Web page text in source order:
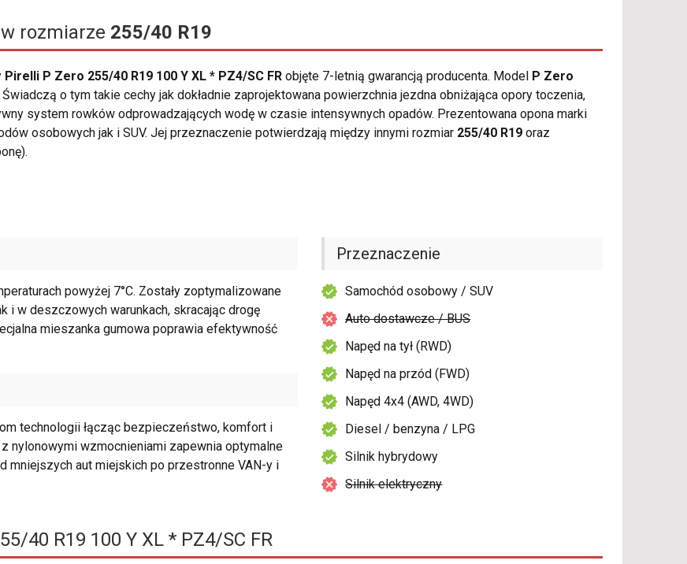
w rozmiarze 255/40 R19
Pirelli P Zero 255/40 R19 100 Y XL * PZ4/SC FR objęte 7-letnią gwarancją producenta. Model P Zero
o tym takie cechy jak dokładnie zaprojektowana powierzchnia jezdna obniżająca opory toczenia,
system rowków odprowadzających wodę w czasie intensywnych opadów. Prezentowana opona marki
osobowych jak i SUV. Jej przeznaczenie potwierdzają między innymi rozmiar 255/40 R19 oraz
powyżej 7°C. Zostały zoptymalizowane
i w deszczowych warunkach, skracając drogę
mieszanka gumowa poprawia efektywność
technologii łącząc bezpieczeństwo, komfort i
nylonowymi wzmocnieniami zapewnia optymalne
mniejszych aut miejskich po przestronne VAN-y i
Przeznaczenie
Samochód osobowy / SUV
Auto dostawcze / BUS
Napęd na tył (RWD)
Napęd na przód (FWD)
Napęd 4x4 (AWD, 4WD)
Diesel / benzyna / LPG
Silnik hybrydowy
Silnik elektryczny
40 R19 100 Y XL * PZ4/SC FR